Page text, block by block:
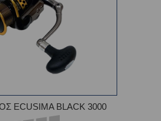
ECUSIMA BLACK 3000